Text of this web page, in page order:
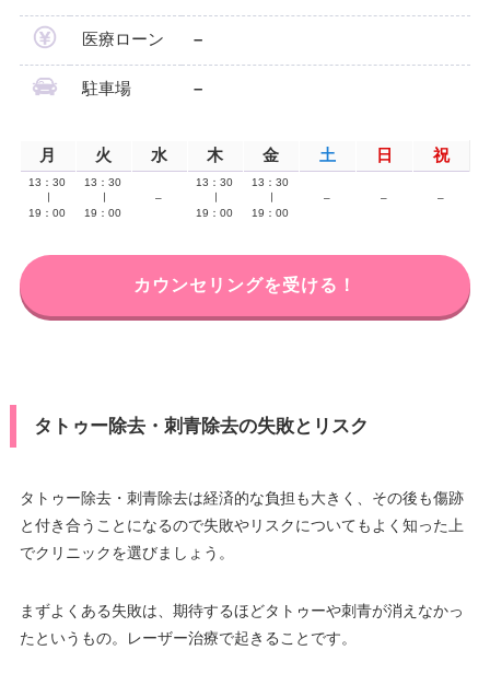
医療ローン –
駐車場 –
月 火 水 木 金 土 日 祝
13：30
19：00
13：30
19：00
–
13：30
19：00
13：30
19：00
– – –
カウンセリングを受ける！
タトゥー除去・刺青除去の失敗とリスク
タトゥー除去・刺青除去は経済的な負担も大きく、その後も傷跡
と付き合うことになるので失敗やリスクについてもよく知った上
でクリニックを選びましょう。
まずよくある失敗は、期待するほどタトゥーや刺青が消えなかっ
たというもの。レーザー治療で起きることです。